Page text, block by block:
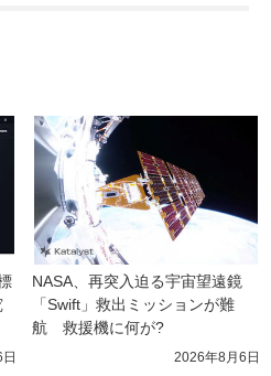
NASA、再突入迫る宇宙望遠鏡
「Swift」救出ミッションが難
航　救援機に何が?
2026年8月6日